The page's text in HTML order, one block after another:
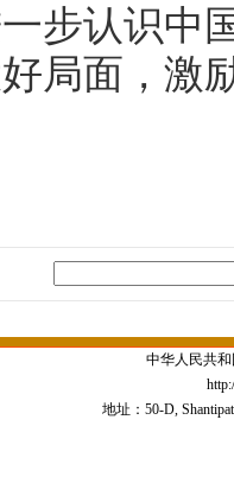
步认识中
局面，激
中华人民共
地址：50-D,